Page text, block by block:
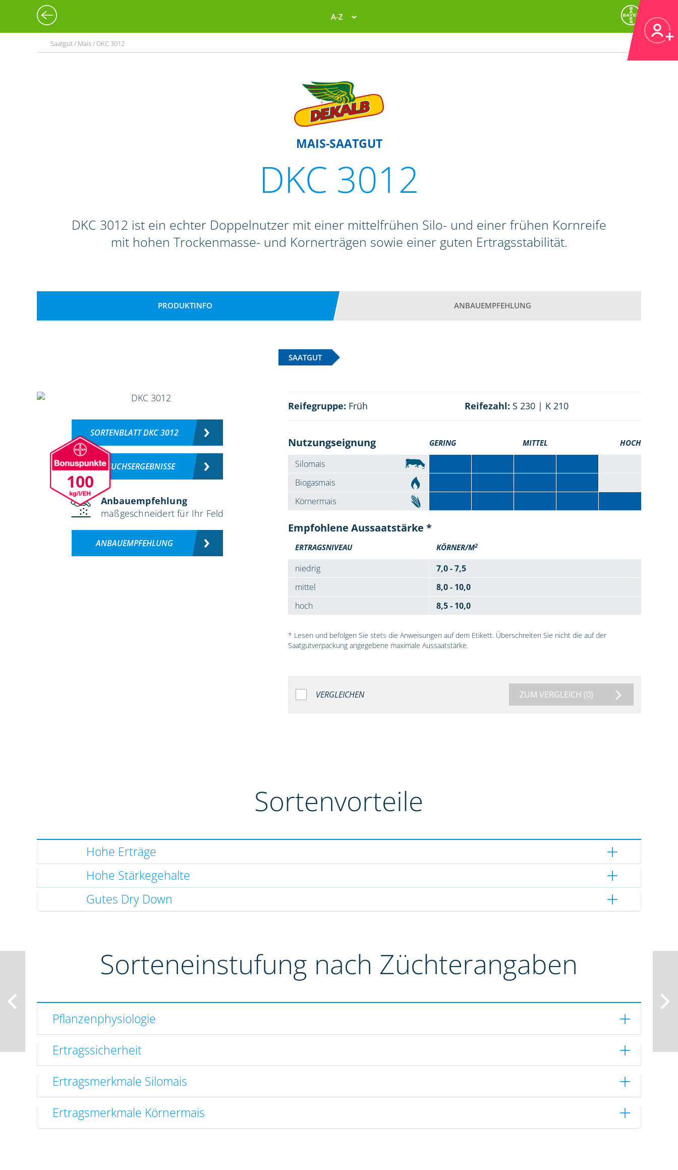
A-Z
Saatgut / Mais / DKC 3012
MAIS-SAATGUT
DKC 3012
DKC 3012 ist ein echter Doppelnutzer mit einer mittelfrühen Silo- und einer frühen Kornreife
mit hohen Trockenmasse- und Kornerträgen sowie einer guten Ertragsstabilität.
PRODUKTINFO ANBAUEMPFEHLUNG
SAATGUT
100
SORTENBLATT DKC 3012
VERSUCHSERGEBNISSE
Anbauempfehlung
maßgeschneidert für Ihr Feld
ANBAUEMPFEHLUNG
Reifegruppe: Früh Reifezahl: S 230 | K 210
Nutzungseignung GERING MITTEL HOCH
Silomais
Biogasmais
Körnermais
Empfohlene Aussaatstärke *
ERTRAGSNIVEAU KÖRNER/M2
niedrig
7,0 - 7,5
mittel
8,0 - 10,0
hoch
8,5 - 10,0
* Lesen und befolgen Sie stets die Anweisungen auf dem Etikett. Überschreiten Sie nicht die auf der
Saatgutverpackung angegebene maximale Aussaatstärke.
VERGLEICHEN ZUM VERGLEICH (0)
Sortenvorteile
Hohe Erträge
Hohe Stärkegehalte
Gutes Dry Down
Sorteneinstufung nach Züchterangaben
Pflanzenphysiologie
Ertragssicherheit
Ertragsmerkmale Silomais
Ertragsmerkmale Körnermais